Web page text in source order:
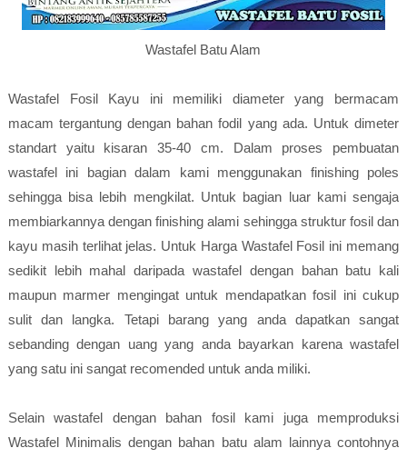
Wastafel Batu Alam
Wastafel Fosil Kayu ini memiliki diameter yang bermacam
macam tergantung dengan bahan fodil yang ada. Untuk dimeter
standart yaitu kisaran 35-40 cm. Dalam proses pembuatan
wastafel ini bagian dalam kami menggunakan finishing poles
sehingga bisa lebih mengkilat. Untuk bagian luar kami sengaja
membiarkannya dengan finishing alami sehingga struktur fosil dan
kayu masih terlihat jelas. Untuk Harga Wastafel Fosil ini memang
sedikit lebih mahal daripada wastafel dengan bahan batu kali
maupun marmer mengingat untuk mendapatkan fosil ini cukup
sulit dan langka. Tetapi barang yang anda dapatkan sangat
sebanding dengan uang yang anda bayarkan karena wastafel
yang satu ini sangat recomended untuk anda miliki.
Selain wastafel dengan bahan fosil kami juga memproduksi
Wastafel Minimalis dengan bahan batu alam lainnya contohnya